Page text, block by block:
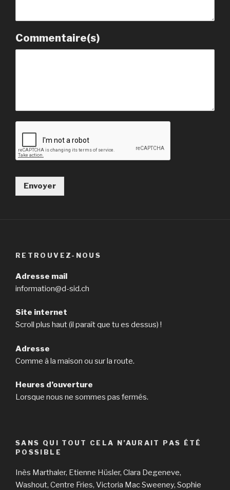
Commentaire(s)
Envoyer
RETROUVEZ-NOUS
Adresse mail
information@d-sid.ch
Site internet
Scroll plus haut (il paraît que tu es dessus) !
Adresse
Comme à la maison ou sur la route.
Heures d’ouverture
Lorsque nous ne sommes pas fermés.
SANS QUI TOUT CELA N’AURAIT PAS ÉTÉ
POSSIBLE
Inès Marthaler, Etienne Hüsler, Clara Degeneve,
Washout, Centre Fries, Victoria Mac Sweeney, Sophie